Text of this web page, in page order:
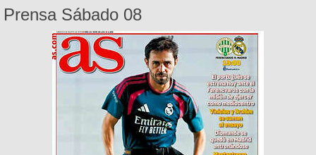
Prensa Sábado 08